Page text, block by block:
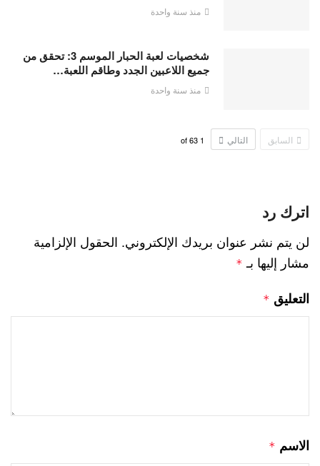
منذ سنة واحدة
شخصيات لعبة الحبار الموسم 3: تحقق من
جميع اللاعبين الجدد وطاقم اللعبة…
منذ سنة واحدة
السابق التالي 1
63
اترك رد
لن يتم نشر عنوان بريدك الإلكتروني. الحقول الإلزامية
مشار إليها بـ *
التعليق *
الاسم *